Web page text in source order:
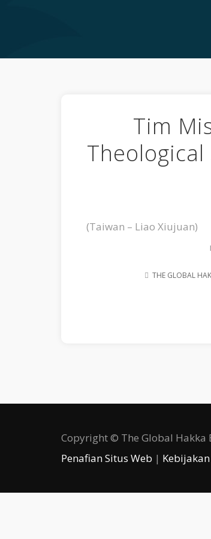
Tim
Theological
(Taiwan – Liao Xiujuan)
THE GLOBAL
Copyright © The Global Hakka
Penafian Situs Web |